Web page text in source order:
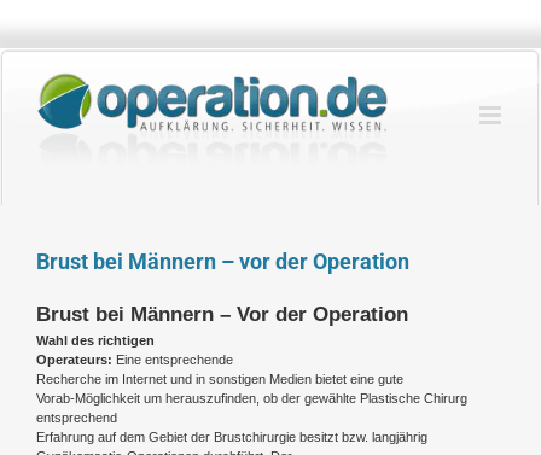
springen
Brust bei Männern – vor der Operation
Brust bei Männern – Vor der Operation
Wahl des richtigen
Operateurs: Eine entsprechende
Recherche im Internet und in sonstigen Medien bietet eine gute
Vorab-Möglichkeit um herauszufinden, ob der gewählte Plastische Chirurg
entsprechend
Erfahrung auf dem Gebiet der Brustchirurgie besitzt bzw. langjährig